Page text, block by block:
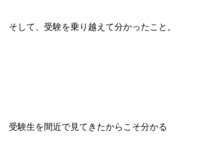
そして、受験を乗り越えて分かったこと。
受験生を間近で見てきたからこそ分かる